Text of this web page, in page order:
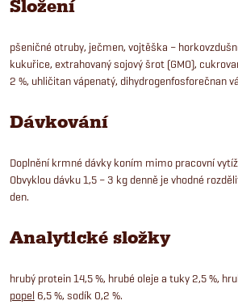
Složení
pšeničné otruby, ječmen, vojtěška –
kukuřice, extrahovaný sojový šrot (GMO),
2 %, uhličitan vápenatý, dihydrogenfosforečnan
Dávkování
Doplnění krmné dávky koním mimo pracovní
Obvyklou dávku 1,5 – 3 kg denně je vhodné
den.
Analytické složky
hrubý protein 14,5 %, hrubé oleje a tuky 2,5 %,
popel 6,5 %, sodík 0,2 %.